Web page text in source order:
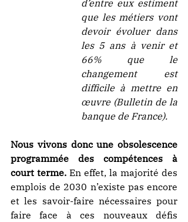
d’entre eux estiment
que les métiers vont
devoir évoluer dans
les 5 ans à venir et
66% que le
changement est
difficile à mettre en
œuvre (Bulletin de la
banque de France).
Nous vivons donc une obsolescence
programmée des compétences à
court terme. En effet, la majorité des
emplois de 2030 n’existe pas encore
et les savoir-faire nécessaires pour
faire face à ces nouveaux défis